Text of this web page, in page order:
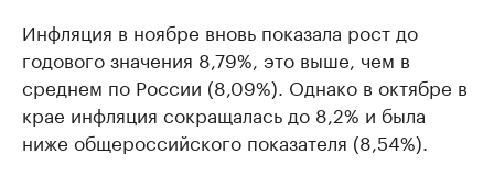
Инфляция в ноябре вновь показала рост до
годового значения 8,79%, это выше, чем в
среднем по России (8,09%). Однако в октябре в
крае инфляция сокращалась до 8,2% и была
ниже общероссийского показателя (8,54%).